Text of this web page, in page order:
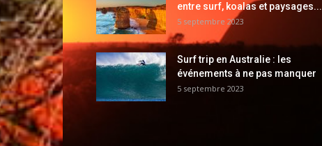
entre surf, koalas et paysages...
5 septembre 2023
Surf trip en Australie : les
événements à ne pas manquer
5 septembre 2023